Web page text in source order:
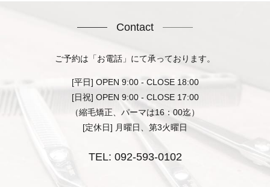
Contact
ご予約は「お電話」にて承っております。
[平日] OPEN 9:00 - CLOSE 18:00
[日祝] OPEN 9:00 - CLOSE 17:00
（縮毛矯正、パーマは16：00迄）
[定休日] 月曜日、第3火曜日
TEL: 092-593-0102